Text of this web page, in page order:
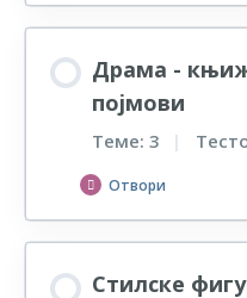
Тест – Врсте
Врсте строфе
Облици
Тест – Облици
Тест –
Драма -
појмови
Теме: 3 |
Отвори
Појмови
Стилске